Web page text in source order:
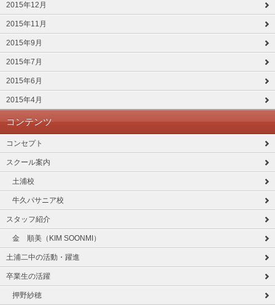
2015年12月
2015年11月
2015年9月
2015年7月
2015年6月
2015年4月
コンテンツ
コンセプト
スクール案内
土浦校
牛久パサニア校
スタッフ紹介
金 順美（KIM SOONMI）
土浦二中の活動・躍進
卒業生の活躍
押野紗穂